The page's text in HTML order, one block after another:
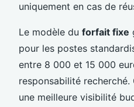
uniquement en cas de
Le modèle du forfait fixe
pour les postes
entre 8 000 et 15 000
responsabilité
une meilleure visibilité